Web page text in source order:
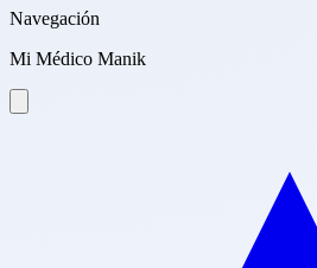
Navegación
Mi Médico Manik